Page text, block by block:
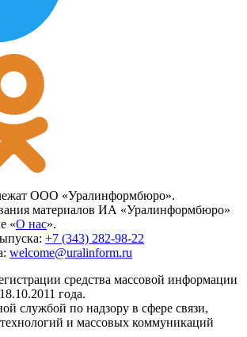
ООО «Уралинформбюро».
материалов ИА «Уралинформбюро»
«О нас».
+7 (343) 282-98-22
welcome@uralinform.ru
средства массовой информации
года.
службой по надзору в сфере связи,
и массовых коммуникаций